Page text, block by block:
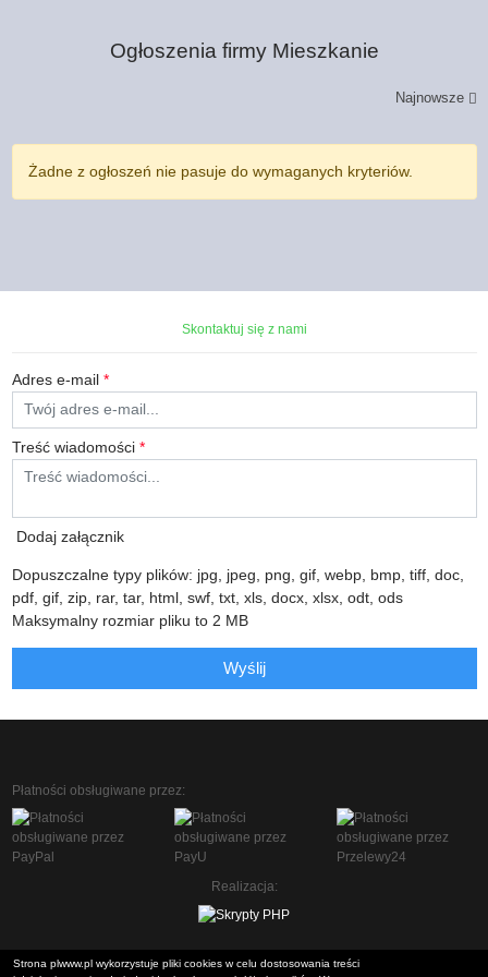
Ogłoszenia firmy Mieszkanie
Najnowsze
Żadne z ogłoszeń nie pasuje do wymaganych kryteriów.
Skontaktuj się z nami
Adres e-mail *
Treść wiadomości *
Dodaj załącznik
Dopuszczalne typy plików: jpg, jpeg, png, gif, webp, bmp, tiff, doc,
pdf, gif, zip, rar, tar, html, swf, txt, xls, docx, xlsx, odt, ods
Maksymalny rozmiar pliku to 2 MB
Wyślij
Płatności obsługiwane przez:
Realizacja:
Strona plwww.pl wykorzystuje pliki cookies w celu dostosowania treści